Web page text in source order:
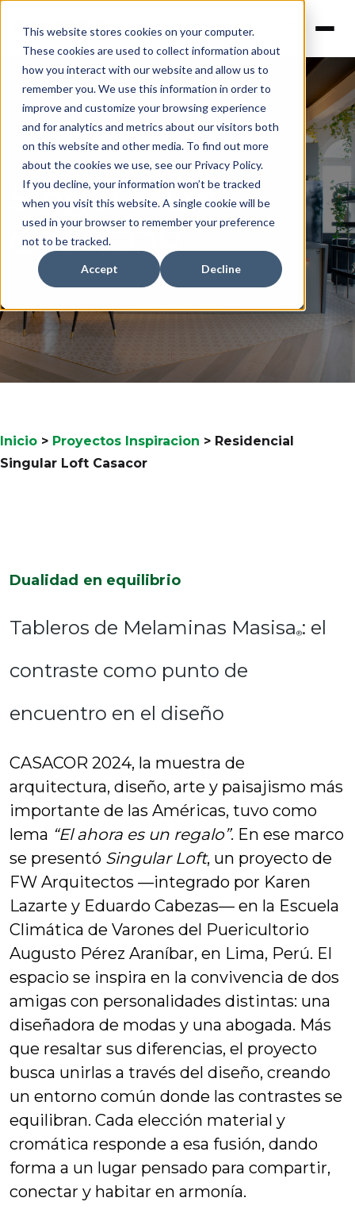
This website stores cookies on your computer.
These cookies are used to collect information about
how you interact with our website and allow us to
remember you. We use this information in order to
improve and customize your browsing experience
and for analytics and metrics about our visitors both
on this website and other media. To find out more
about the cookies we use, see our Privacy Policy.
If you decline, your information won’t be tracked
when you visit this website. A single cookie will be
used in your browser to remember your preference
not to be tracked.
Accept Decline
Singular Loft -
CASACOR
Inicio > Proyectos Inspiracion > Residencial
Singular Loft Casacor
Dualidad en equilibrio
Tableros de Melaminas Masisa®: el
contraste como punto de
encuentro en el diseño
CASACOR 2024, la muestra de
arquitectura, diseño, arte y paisajismo más
importante de las Américas, tuvo como
lema “El ahora es un regalo”. En ese marco
se presentó Singular Loft, un proyecto de
FW Arquitectos —integrado por Karen
Lazarte y Eduardo Cabezas— en la Escuela
Climática de Varones del Puericultorio
Augusto Pérez Araníbar, en Lima, Perú. El
espacio se inspira en la convivencia de dos
amigas con personalidades distintas: una
diseñadora de modas y una abogada. Más
que resaltar sus diferencias, el proyecto
busca unirlas a través del diseño, creando
un entorno común donde las contrastes se
equilibran. Cada elección material y
cromática responde a esa fusión, dando
forma a un lugar pensado para compartir,
conectar y habitar en armonía.